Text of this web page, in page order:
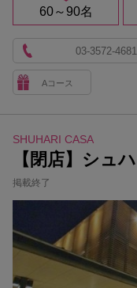
60～90名
Aコース
03-3572-4681
SHUHARI CASA
【閉店】シュ
掲載終了